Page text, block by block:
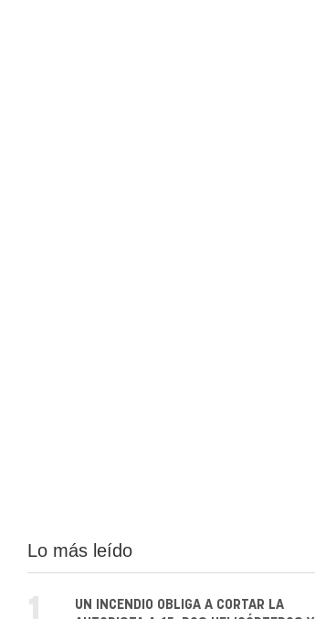
Lo más leído
UN INCENDIO OBLIGA A CORTAR LA